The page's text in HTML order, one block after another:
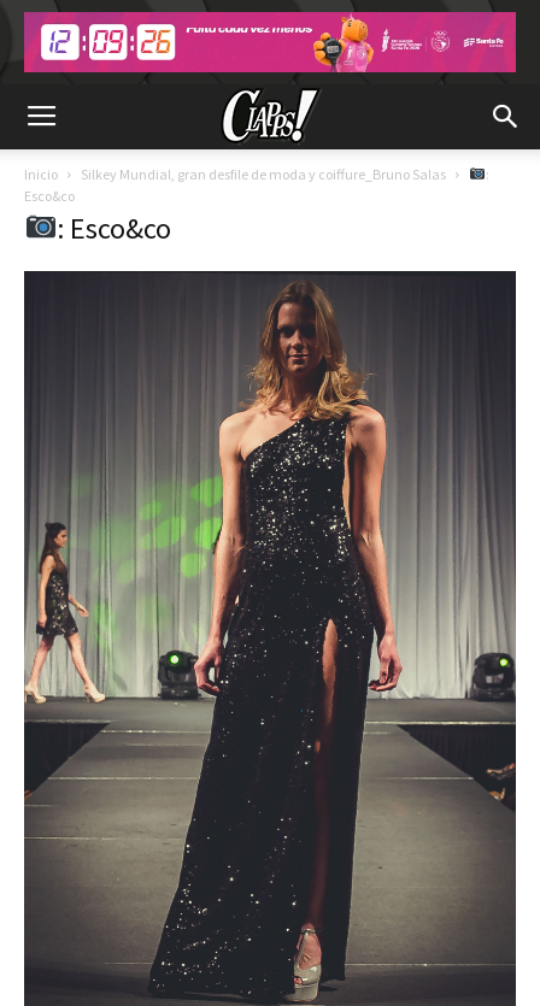
Inicio Silkey Mundial, gran desfile de moda y coiffure_Bruno Salas
:
Esco&co
: Esco&co